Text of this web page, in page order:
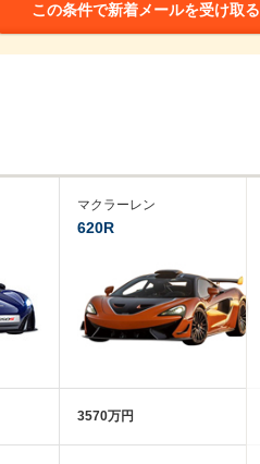
この条件で新着メールを受け取る
マクラーレン
620R
3570万円